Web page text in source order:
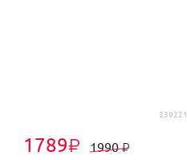
239221
1789₽ 1990₽